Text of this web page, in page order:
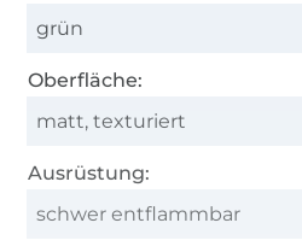
grün
Oberfläche:
matt, texturiert
Ausrüstung:
schwer entflammbar